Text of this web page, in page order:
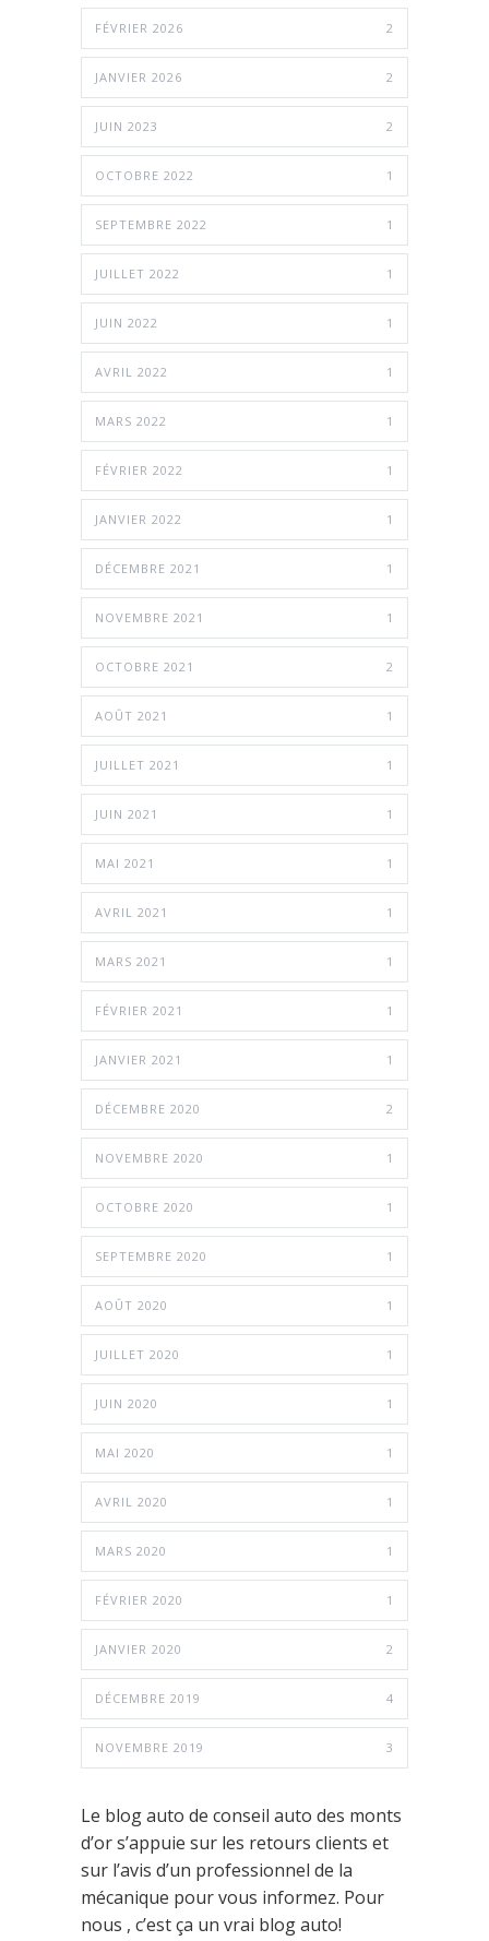
FÉVRIER 2026 2
JANVIER 2026 2
JUIN 2023 2
OCTOBRE 2022 1
SEPTEMBRE 2022 1
JUILLET 2022 1
JUIN 2022 1
AVRIL 2022 1
MARS 2022 1
FÉVRIER 2022 1
JANVIER 2022 1
DÉCEMBRE 2021 1
NOVEMBRE 2021 1
OCTOBRE 2021 2
AOÛT 2021 1
JUILLET 2021 1
JUIN 2021 1
MAI 2021 1
AVRIL 2021 1
MARS 2021 1
FÉVRIER 2021 1
JANVIER 2021 1
DÉCEMBRE 2020 2
NOVEMBRE 2020 1
OCTOBRE 2020 1
SEPTEMBRE 2020 1
AOÛT 2020 1
JUILLET 2020 1
JUIN 2020 1
MAI 2020 1
AVRIL 2020 1
MARS 2020 1
FÉVRIER 2020 1
JANVIER 2020 2
DÉCEMBRE 2019 4
NOVEMBRE 2019 3
Le blog auto de conseil auto des monts
d’or s’appuie sur les retours clients et
sur l’avis d’un professionnel de la
mécanique pour vous informez. Pour
nous , c’est ça un vrai blog auto!